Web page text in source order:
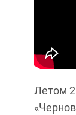
Летом